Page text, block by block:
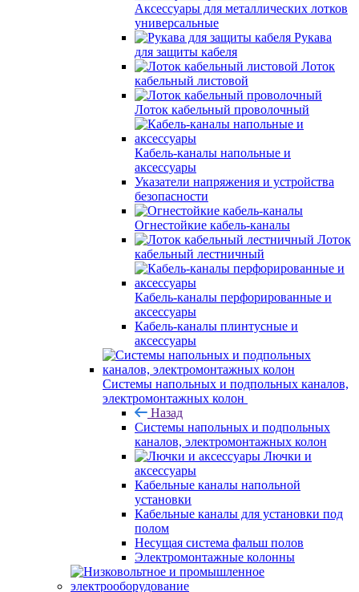
Аксессуары для металлических лотков
универсальные
Рукава
для защиты кабеля
Лоток
кабельный листовой
Лоток кабельный проволочный
Кабель-каналы напольные и
аксессуары
Указатели напряжения и устройства
безопасности
Огнестойкие кабель-каналы
Лоток
кабельный лестничный
Кабель-каналы перфорированные и
аксессуары
Кабель-каналы плинтусные и
аксессуары
Системы напольных и подпольных каналов,
электромонтажных колон
Назад
Системы напольных и подпольных
каналов, электромонтажных колон
Лючки и
аксессуары
Кабельные каналы напольной
установки
Кабельные каналы для установки под
полом
Несущая система фальш полов
Электромонтажные колонны